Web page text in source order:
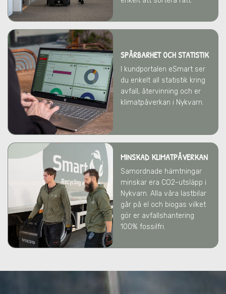
SPÅRBARHET OCH STATISTIK
I kundportalen eSmart ser
du enkelt all statistik kring
avfall, återvinning och er
klimatpåverkan i Nykvarn.
MINSKAD KLIMATPÅVERKAN
Samordnade hämtningar
minskar era CO2-utsläpp i
Nykvarn. Alla våra lastbilar
går på el och biogas vilket
gör er avfallshantering
100% fossilfri.